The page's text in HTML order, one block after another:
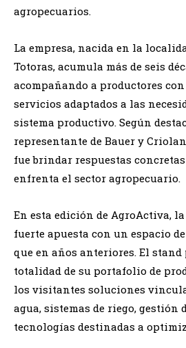
agropecuarios.
La empresa, nacida en la
Totoras, acumula más de seis
acompañando a productores
servicios adaptados a las
sistema productivo. Según
representante de Bauer y
fue brindar respuestas
enfrenta el sector agropecuario.
En esta edición de AgroActiva,
fuerte apuesta con un espacio
que en años anteriores. El
totalidad de su portafolio de
los visitantes soluciones
agua, sistemas de riego, gestión
tecnologías destinadas a